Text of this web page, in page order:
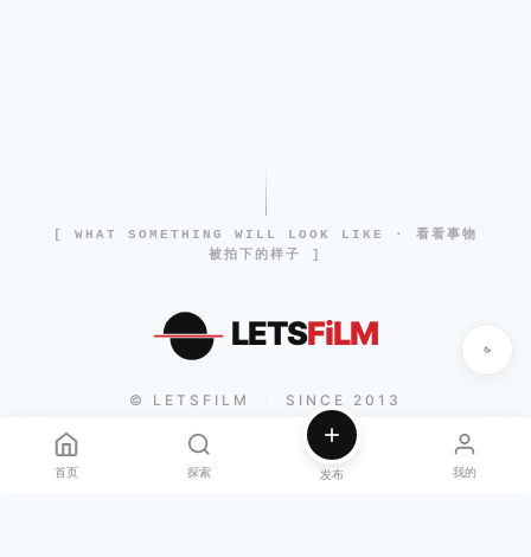
[ WHAT SOMETHING WILL LOOK LIKE · 看看事物
被拍下的样子 ]
LETSFiLM
© LETSFILM SINCE 2013
首页 探索 发布 我的